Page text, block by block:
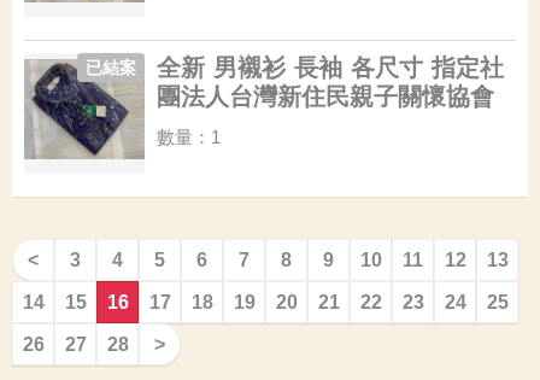
全新 男襯衫 長袖 各尺寸 指定社
團法人台灣新住民親子關懷協會
已結案
數量：1
< 3 4 5 6 7 8 9 10 11 12 13
14 15 16 17 18 19 20 21 22 23 24 25
26 27 28 >